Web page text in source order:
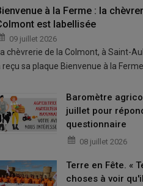
à la Ferme : la
est labellisée
09 juillet 2026
chèvrerie de la Colmont, à Saint-
reçu sa plaque Bienvenue à la
Baromètre
juillet pour
questionnaire
08 juillet 2026
Terre en Fête. «
choses à voir